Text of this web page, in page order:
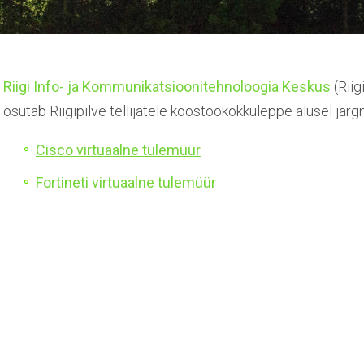
Riigi Info- ja Kommunikatsioonitehnoloogia Keskus
osutab Riigipilve tellijatele koostöökokkuleppe alusel
Cisco virtuaalne tulemüür
Fortineti virtuaalne tulemüür